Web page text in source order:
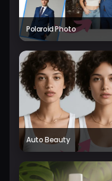
Polaroid Photo
Auto Beauty